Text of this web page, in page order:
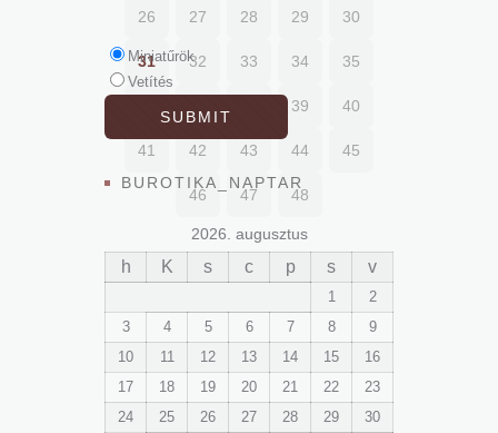
26 27 28 29 30
31 32 33 34 35
39 40
41 42 43 44 45
46 47 48
Miniatűrök
Vetítés
BUROTIKA_NAPTAR
2026. augusztus
h K s c p s v
1
2
3
4 5 6 7 8
9
10
11 12 13 14 15
16
17
18 19 20 21 22
23
24
25 26 27 28 29
30